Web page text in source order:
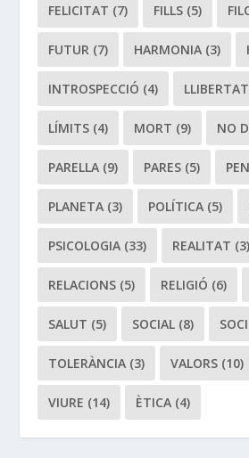
FELICITAT (7) FILLS (5)
FUTUR (7) HARMONIA (3)
INTROSPECCIÓ (4) LLIBERTAT
LÍMITS (4) MORT (9) NO
PARELLA (9) PARES (5)
PLANETA (3) POLÍTICA (5)
PSICOLOGIA (33) REALITAT (3)
RELACIONS (5) RELIGIÓ (6)
SALUT (5) SOCIAL (8)
TOLERÀNCIA (3) VALORS (10)
VIURE (14) ÈTICA (4)